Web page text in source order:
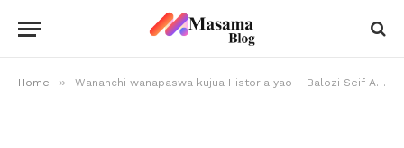
Home » Wananchi wanapaswa kujua Historia yao – Balozi Seif Ali Iddi